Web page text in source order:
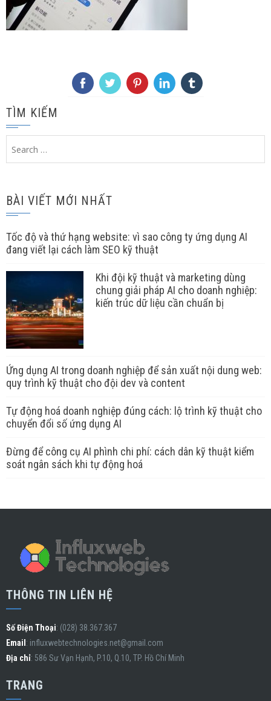
TÌM KIẾM
BÀI VIẾT MỚI NHẤT
Tốc độ và thứ hạng website: vì sao công ty ứng dụng AI
đang viết lại cách làm SEO kỹ thuật
Khi đội kỹ thuật và marketing dùng
chung giải pháp AI cho doanh nghiệp:
kiến trúc dữ liệu cần chuẩn bị
Ứng dụng AI trong doanh nghiệp để sản xuất nội dung web:
quy trình kỹ thuật cho đội dev và content
Tự động hoá doanh nghiệp đúng cách: lộ trình kỹ thuật cho
chuyển đổi số ứng dụng AI
Đừng để công cụ AI phình chi phí: cách dân kỹ thuật kiểm
soát ngân sách khi tự động hoá
THÔNG TIN LIÊN HỆ
Số Điện Thoại: (028) 38.367.367
Email : influxwebtechnologies.net@gmail.com
Địa chỉ: 586 Sư Vạn Hạnh, P.10, Q.10, TP. Hồ Chí Minh
TRANG